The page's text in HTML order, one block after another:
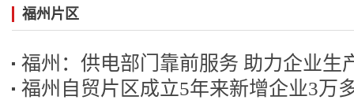
福州片区
福州：供电部门靠前服务 助力企业生
福州自贸片区成立5年来新增企业3万